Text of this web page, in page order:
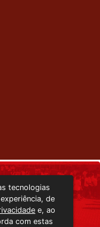
tecnologias
de
e, ao
com estas